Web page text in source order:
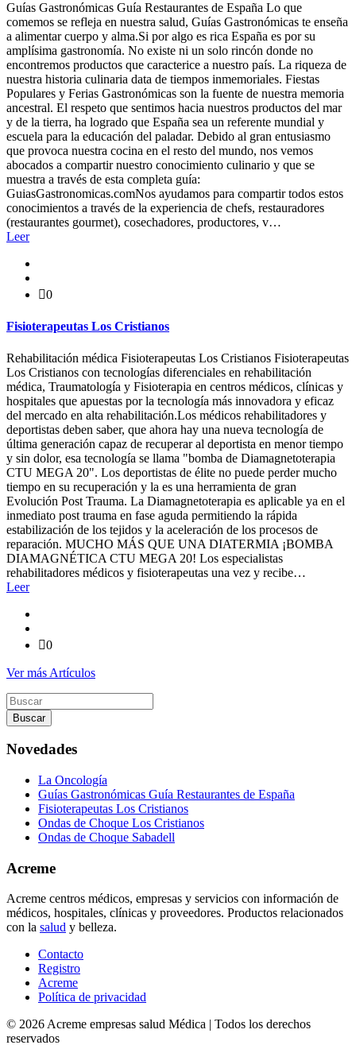
Guías Gastronómicas Guía Restaurantes de España Lo que
comemos se refleja en nuestra salud, Guías Gastronómicas te enseña
a alimentar cuerpo y alma.Si por algo es rica España es por su
amplísima gastronomía. No existe ni un solo rincón donde no
encontremos productos que caracterice a nuestro país. La riqueza de
nuestra historia culinaria data de tiempos inmemoriales. Fiestas
Populares y Ferias Gastronómicas son la fuente de nuestra memoria
ancestral. El respeto que sentimos hacia nuestros productos del mar
y de la tierra, ha logrado que España sea un referente mundial y
escuela para la educación del paladar. Debido al gran entusiasmo
que provoca nuestra cocina en el resto del mundo, nos vemos
abocados a compartir nuestro conocimiento culinario y que se
muestra a través de esta completa guía:
GuiasGastronomicas.comNos ayudamos para compartir todos estos
conocimientos a través de la experiencia de chefs, restauradores
(restaurantes gourmet), cosechadores, productores, v…
Leer
0
Fisioterapeutas Los Cristianos
Rehabilitación médica Fisioterapeutas Los Cristianos Fisioterapeutas
Los Cristianos con tecnologías diferenciales en rehabilitación
médica, Traumatología y Fisioterapia en centros médicos, clínicas y
hospitales que apuestas por la tecnología más innovadora y eficaz
del mercado en alta rehabilitación.Los médicos rehabilitadores y
deportistas deben saber, que ahora hay una nueva tecnología de
última generación capaz de recuperar al deportista en menor tiempo
y sin dolor, esa tecnología se llama "bomba de Diamagnetoterapia
CTU MEGA 20". Los deportistas de élite no puede perder mucho
tiempo en su recuperación y la es una herramienta de gran
Evolución Post Trauma. La Diamagnetoterapia es aplicable ya en el
inmediato post trauma en fase aguda permitiendo la rápida
estabilización de los tejidos y la aceleración de los procesos de
reparación. MUCHO MÁS QUE UNA DIATERMIA ¡BOMBA
DIAMAGNÉTICA CTU MEGA 20! Los especialistas
rehabilitadores médicos y fisioterapeutas una vez y recibe…
Leer
0
Ver más Artículos
Buscar
por
Novedades
La Oncología
Guías Gastronómicas Guía Restaurantes de España
Fisioterapeutas Los Cristianos
Ondas de Choque Los Cristianos
Ondas de Choque Sabadell
Acreme
Acreme centros médicos, empresas y servicios con información de
médicos, hospitales, clínicas y proveedores. Productos relacionados
con la salud y belleza.
Contacto
Registro
Acreme
Política de privacidad
© 2026Acreme empresas salud Médica | Todos los derechos
reservados